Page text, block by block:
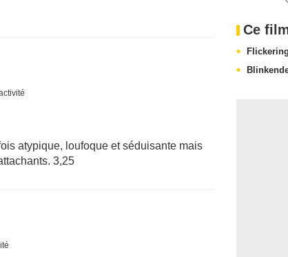
atypique, loufoque et séduisante mais
3,25
Ce